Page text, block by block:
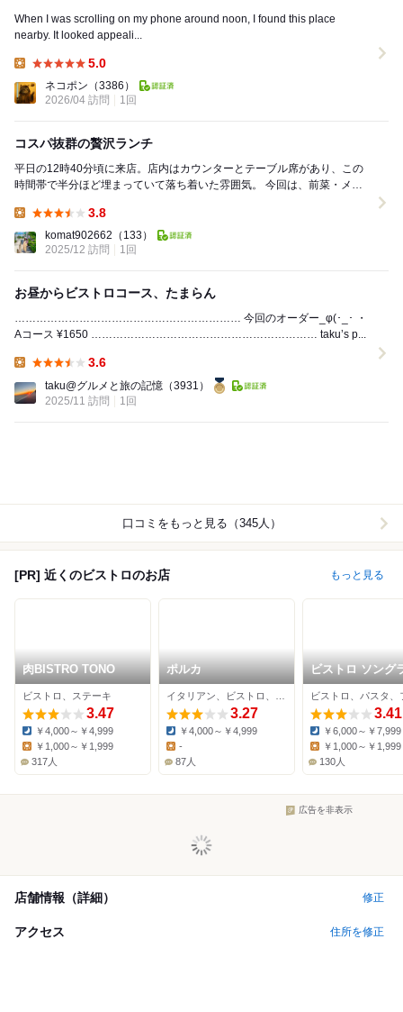
When I was scrolling on my phone around noon, I found this place
nearby. It looked appeali...
5.0
ネコポン （3386）
2026/04 訪問
1回
コスパ抜群の贅沢ランチ
平日の12時40分頃に来店。店内はカウンターとテーブル席があり、この
時間帯で半分ほど埋まっていて落ち着いた雰囲気。 今回は、前菜・メイ
3.8
komat902662 （133）
2025/12 訪問
1回
お昼からビストロコース、たまらん
……………………………………………………… 今回のオーダー_φ(･_･ ・
Aコース ¥1650 ……………………………………………………… taku’s p...
3.6
taku@グルメと旅の記憶 （3931）
2025/11 訪問
1回
口コミをもっと見る（345人）
[PR] 近くのビストロのお店 もっと見る
肉BISTRO TONO
ビストロ、ステーキ
3.47
Dinner:
￥4,000～￥4,999
￥1,000～￥1,999
317人
ポルカ
3.27
Dinner:
￥4,000～￥4,999
Lunch:
-
87人
ビストロ ソング
シャルボン
3.41
Dinner:
￥6,000～￥7,999
￥1,000～￥1,999
130人
広告を非表示
店舗情報（詳細） 修正
アクセス 住所を修正